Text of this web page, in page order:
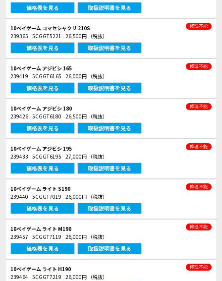
価格表を見る 取扱説明書を見る
10ベイゲーム コマセシャクリ 210S 修理不能
239365 5CGGT5221 26,500円 （税抜）
価格表を見る 取扱説明書を見る
10ベイゲーム アジビシ 165 修理不能
239419 5CGGT6165 26,000円 （税抜）
価格表を見る 取扱説明書を見る
10ベイゲーム アジビシ 180 修理不能
239426 5CGGT6180 26,500円 （税抜）
価格表を見る 取扱説明書を見る
10ベイゲーム アジビシ 195 修理不能
239433 5CGGT6195 27,000円 （税抜）
価格表を見る 取扱説明書を見る
10ベイゲーム ライト S190 修理不能
239440 5CGGT7019 26,000円 （税抜）
価格表を見る 取扱説明書を見る
10ベイゲーム ライト M190 修理不能
239457 5CGGT7119 26,000円 （税抜）
価格表を見る 取扱説明書を見る
10ベイゲーム ライト H190 修理不能
239464 5CGGT7219 26,000円 （税抜）